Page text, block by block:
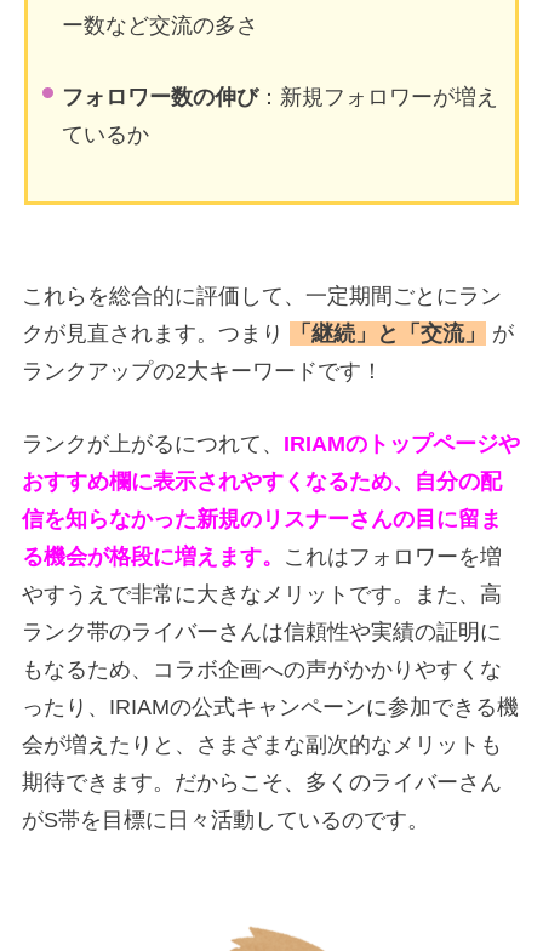
ー数など交流の多さ
フォロワー数の伸び：新規フォロワーが増え
ているか
これらを総合的に評価して、一定期間ごとにラン
クが見直されます。つまり
「継続」と「交流」
が
ランクアップの2大キーワードです！
ランクが上がるにつれて、 IRIAMのトップページや
おすすめ欄に表示されやすくなるため、自分の配
信を知らなかった新規のリスナーさんの目に留ま
る機会が格段に増えます。 これはフォロワーを増
やすうえで非常に大きなメリットです。また、高
ランク帯のライバーさんは信頼性や実績の証明に
もなるため、コラボ企画への声がかかりやすくな
ったり、IRIAMの公式キャンペーンに参加できる機
会が増えたりと、さまざまな副次的なメリットも
期待できます。だからこそ、多くのライバーさん
がS帯を目標に日々活動しているのです。